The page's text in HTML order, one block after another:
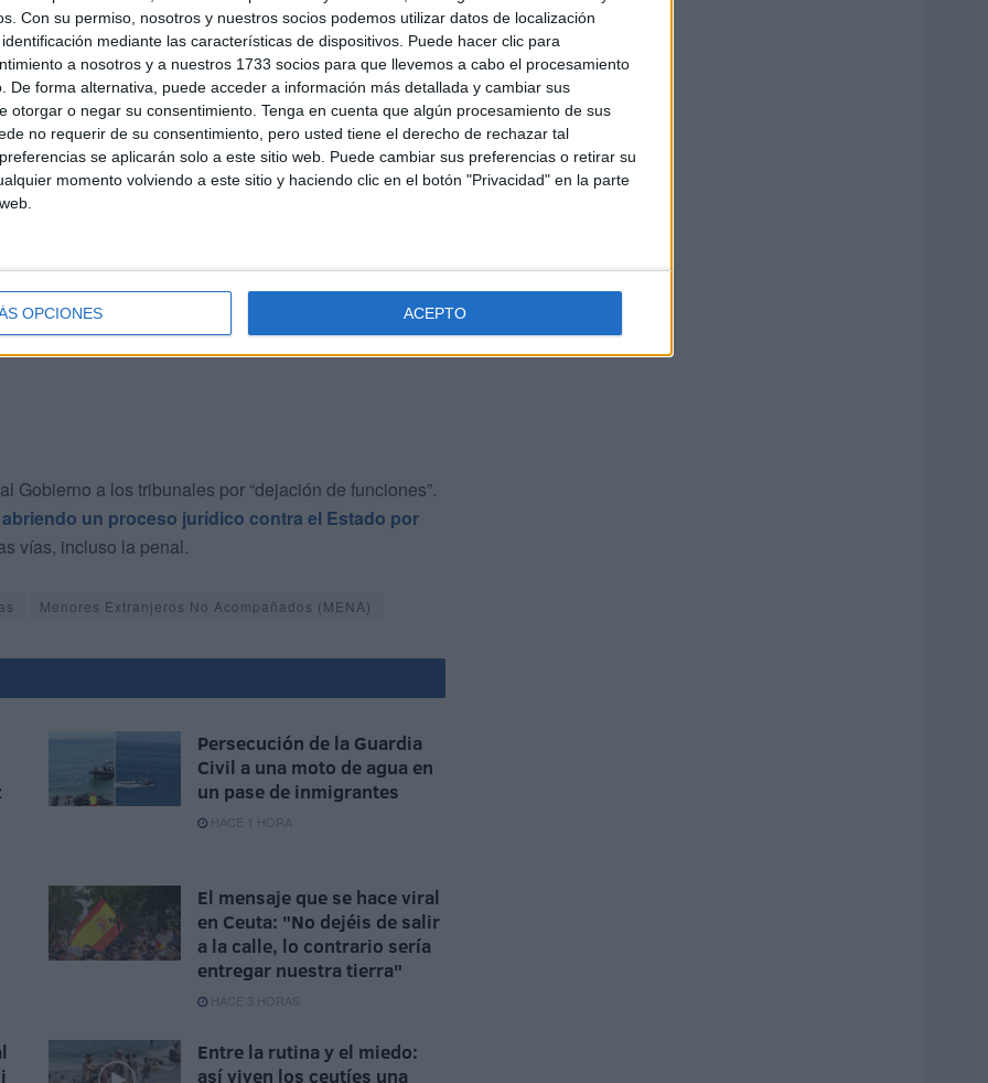
Con su permiso, nosotros y nuestros socios podemos utilizar datos de localización
mediante las características de dispositivos. Puede hacer clic para
a nosotros y a nuestros 1733 socios para que llevemos a cabo el procesamiento
De forma alternativa, puede acceder a información más detallada y cambiar sus
otorgar o negar su consentimiento. Tenga en cuenta que algún procesamiento de sus
no requerir de su consentimiento, pero usted tiene el derecho de rechazar tal
se aplicarán solo a este sitio web. Puede cambiar sus preferencias o retirar su
momento volviendo a este sitio y haciendo clic en el botón "Privacidad" en la parte
OPCIONES ACEPTO
ante los tribunales
contra el Gobierno por "su pasividad" ante las
alegando que "la paciencia del pueblo
acabar" en algún momento.
Gobierno a los tribunales por “dejación de funciones”.
abriendo un proceso jurídico contra el Estado por
vías, incluso la penal.
Menores Extranjeros No Acompañados (MENA)
Persecución de la Guardia
Civil a una moto de agua en
un pase de inmigrantes
HACE 1 HORA
El mensaje que se hace viral
en Ceuta: "No dejéis de salir
a la calle, lo contrario sería
entregar nuestra tierra"
HACE 3 HORAS
Entre la rutina y el miedo:
así viven los ceutíes una